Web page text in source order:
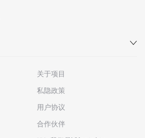
关于项目
私隐政策
用户协议
合作伙伴